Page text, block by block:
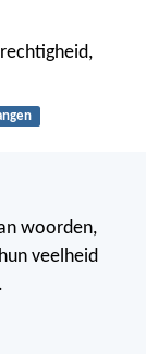
woorden,
veelheid